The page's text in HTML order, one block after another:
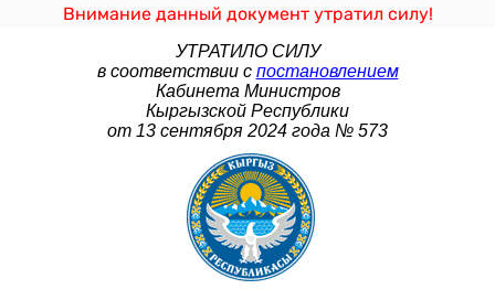
Внимание данный документ утратил силу!